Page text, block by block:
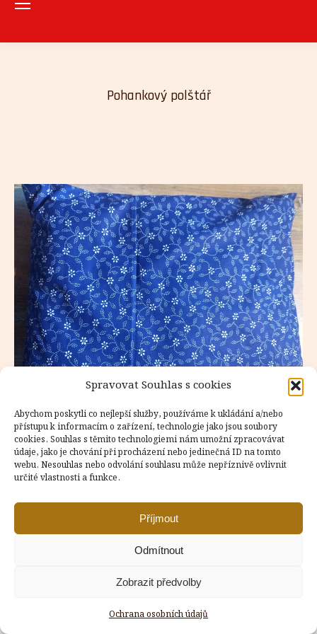
Spravovat Souhlas s cookies
Abychom poskytli co nejlepší služby, používáme k ukládání a/nebo
přístupu k informacím o zařízení, technologie jako jsou soubory
cookies. Souhlas s těmito technologiemi nám umožní zpracovávat
údaje, jako je chování při procházení nebo jedinečná ID na tomto
webu. Nesouhlas nebo odvolání souhlasu může nepříznivě ovlivnit
určité vlastnosti a funkce.
Příjmout
Odmítnout
Zobrazit předvolby
Ochrana osobních údajů
Pohankový polštář
Copyright © Weiron Dynamics, s.r.o. |Tvorba webových stránek